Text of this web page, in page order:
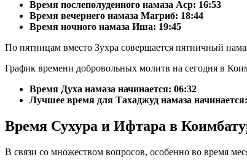
Время послеполуденного намаза Аср: 16:53
Время вечернего намаза Магриб: 18:44
Время ночного намаза Иша: 19:45
По пятницам вместо Зухра совершается пятничный
График времени добровольных молитв на сегодня в
Время Духа намаза начинается: 06:32
Лучшее время для Тахаджуд намаза
Время Сухура и Ифтара в
В связи со множеством вопросов, особенно во время